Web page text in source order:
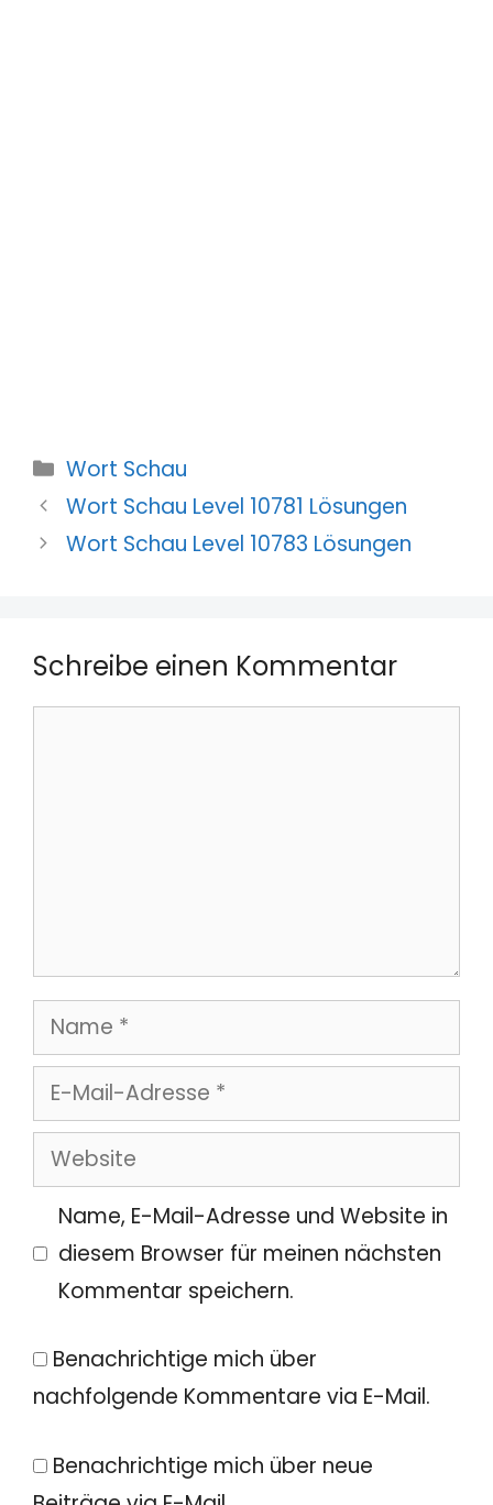
Kategorien
Wort Schau
Wort Schau Level 10781 Lösungen
Wort Schau Level 10783 Lösungen
Schreibe einen Kommentar
Name
E-
Mail-
Adresse
Website
Name, E-Mail-Adresse und Website in
diesem Browser für meinen nächsten
Kommentar speichern.
Benachrichtige mich über
nachfolgende Kommentare via E-Mail.
Benachrichtige mich über neue